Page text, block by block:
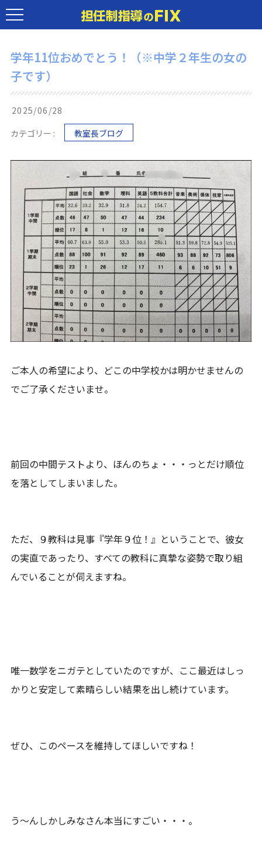
学年11位おめでとう！（※中学２年生の女の
子です）
2025/06/28
カテゴリー :
教室長ブログ
ご本人の希望により、どこの中学校かは明かせませんの
でご了承くださいませ。
前回の中間テストより、ほんのちょ・・・っとだけ順位
を落としてしまいました。
ただ、９教科は見事『学年９位！』ということで、彼女
の実直であったり、すべての教科に真摯な姿勢で取り組
んでいることが伺えますね。
唯一数学をニガテとしていたのですが、ここ最近はしっ
かりと安定して素晴らしい結果を出し続けています。
ぜひ、このペースを維持してほしいですね！
う～んしかしみなさん本当にすごい・・・。